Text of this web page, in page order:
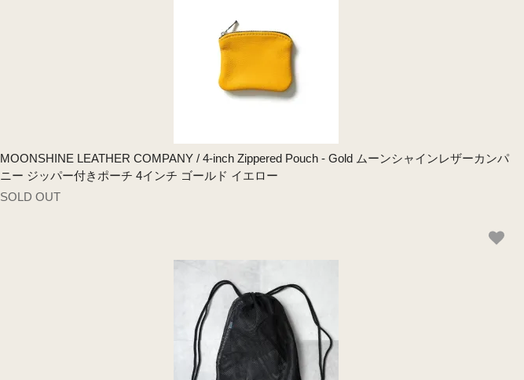
MOONSHINE LEATHER COMPANY / 4-inch Zippered Pouch - Gold ムーンシャインレザーカンパ
ニー ジッパー付きポーチ 4インチ ゴールド イエロー
SOLD OUT